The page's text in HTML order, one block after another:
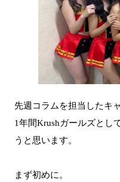
先週コラムを担当したキ
1年間Krushガールズとし
うと思います。
まず初めに。